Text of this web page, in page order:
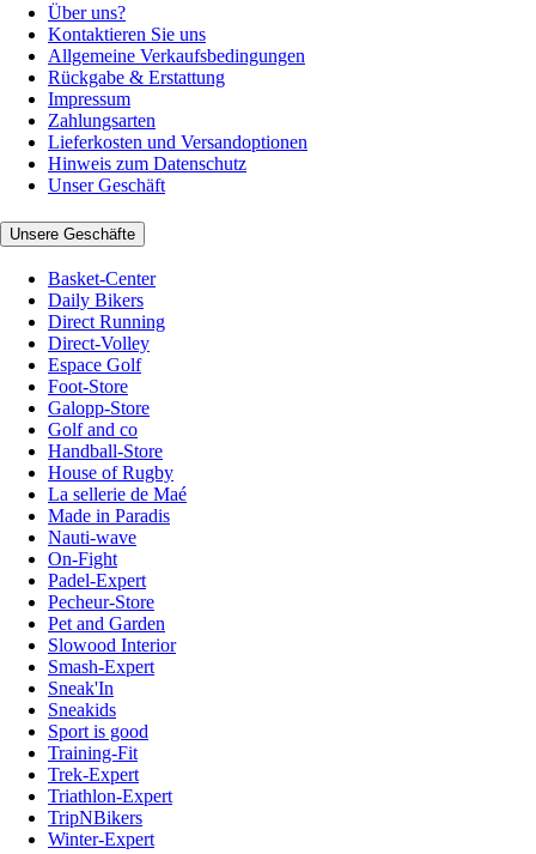
Über uns?
Kontaktieren Sie uns
Allgemeine Verkaufsbedingungen
Rückgabe & Erstattung
Impressum
Zahlungsarten
Lieferkosten und Versandoptionen
Hinweis zum Datenschutz
Unser Geschäft
Unsere Geschäfte
Basket-Center
Daily Bikers
Direct Running
Direct-Volley
Espace Golf
Foot-Store
Galopp-Store
Golf and co
Handball-Store
House of Rugby
La sellerie de Maé
Made in Paradis
Nauti-wave
On-Fight
Padel-Expert
Pecheur-Store
Pet and Garden
Slowood Interior
Smash-Expert
Sneak'In
Sneakids
Sport is good
Training-Fit
Trek-Expert
Triathlon-Expert
TripNBikers
Winter-Expert